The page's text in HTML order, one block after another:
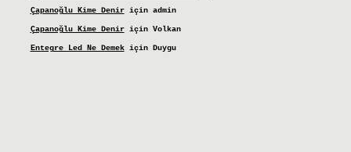
Çapanoğlu Kime Deniriçin admin
Çapanoğlu Kime Deniriçin Volkan
Entegre Led Ne Demekiçin Duygu